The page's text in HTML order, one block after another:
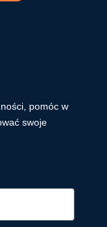
pomóc w
swoje